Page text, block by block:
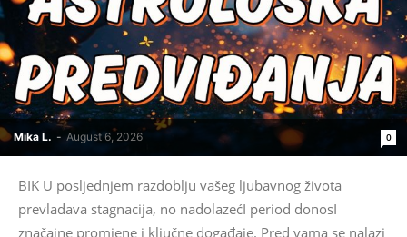
Mika L. - August 6, 2026 0
BIK U posljednjem razdoblju vašeg ljubavnog života
prevladava stagnacija, no nadolazećI period donosI
značajne promjene i ključne događaje. Pred vama se nalazi